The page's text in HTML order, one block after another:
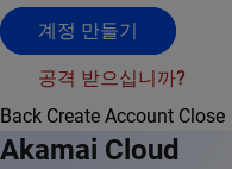
계정 만들기
공격 받으십니까?
Back Create Account Close
Akamai Cloud